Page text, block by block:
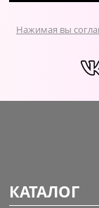
Нажимая вы
КАТАЛОГ